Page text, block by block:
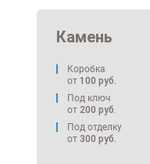
Камень
Коробка
от 100 руб.
Под ключ
от 200 руб.
Под отделку
от 300 руб.